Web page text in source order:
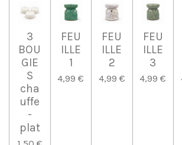
3
BOU
GIE
S
cha
uffe
-
plat
FEU
ILLE
1
4,99 €
FEU
ILLE
2
4,99 €
FEU
ILLE
3
4,99 €